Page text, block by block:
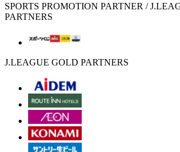
SPORTS PROMOTION PARTNER /
PARTNERS
J.LEAGUE GOLD PARTNERS